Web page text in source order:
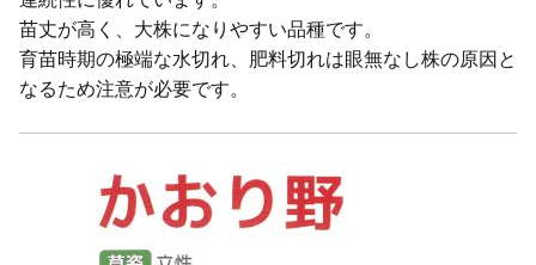
苗丈が高く、大株になりやすい品種です。
育苗時期の極端な水切れ、肥料切れは眼無なし株の原因と
なるため注意が必要です。